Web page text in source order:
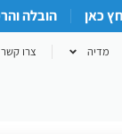
כאן הובלה
מדיה צרו קשר